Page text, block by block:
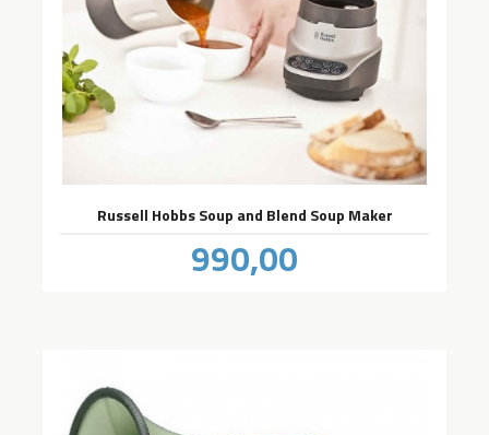
Russell Hobbs Soup and Blend Soup Maker
Pris
990,00